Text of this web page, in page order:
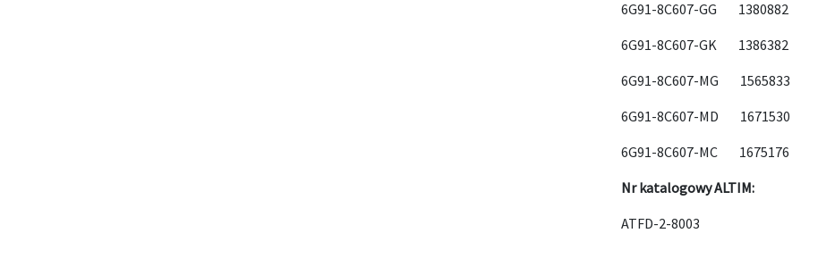
6G91-8C607-GG 1380882
6G91-8C607-GK 1386382
6G91-8C607-MG 1565833
6G91-8C607-MD 1671530
6G91-8C607-MC 1675176
Nr katalogowy ALTIM:
ATFD-2-8003